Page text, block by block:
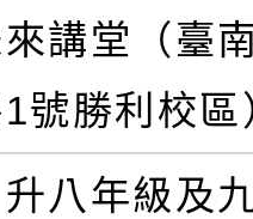
講堂（臺
號勝利校區
八年級及